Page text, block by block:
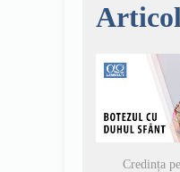
Credința